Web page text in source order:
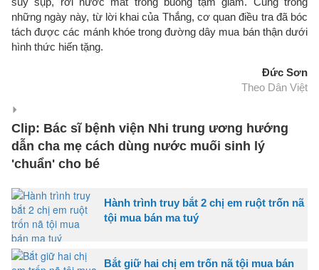
những ngày này, từ lời khai của Thắng, cơ quan điều tra đã bóc
tách được các mánh khóe trong đường dây mua bán thận dưới
hình thức hiến tặng.
Đức Sơn
Theo Dân Việt
Clip: Bác sĩ bệnh viện Nhi trung ương hướng
dẫn cha mẹ cách dùng nước muối sinh lý
'chuẩn' cho bé
Hành trình truy bắt 2 chị em ruột trốn nã
tội mua bán ma tuý
Bắt giữ hai chị em trốn nã tội mua bán